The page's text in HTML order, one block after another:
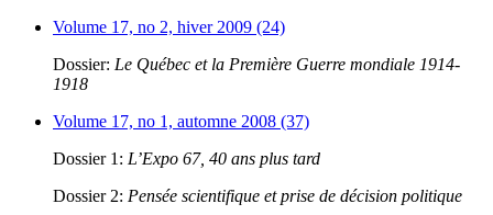
Volume 17, no 2, hiver 2009 (24)
Dossier: Le Québec et la Première Guerre mondiale 1914-
1918
Volume 17, no 1, automne 2008 (37)
Dossier 1: L’Expo 67, 40 ans plus tard
Dossier 2: Pensée scientifique et prise de décision politique